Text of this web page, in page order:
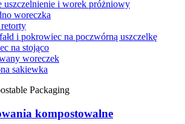
uszczelnienie i worek próżniowy
woreczka
i pokrowiec na poczwórną uszczelkę
na stojąco
woreczek
sakiewka
kompostowalne